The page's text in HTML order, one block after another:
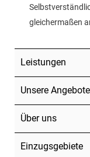
gleichermaßen
Leistungen
Unsere Angebote
Über uns
Einzugsgebiete